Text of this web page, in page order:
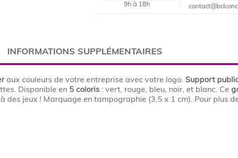
9h à 18h
INFORMATIONS SUPPLÉMENTAIRES
aux couleurs de votre entreprise avec votre logo. Support
Disponible en 5 coloris : vert, rouge, bleu, noir, et blanc. Ce
des jeux ! Marquage en tampographie (3,5 x 1 cm). Pour plus